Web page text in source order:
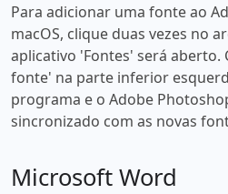
Para adicionar uma fonte ao
macOS, clique duas vezes no
aplicativo 'Fontes' será
fonte' na parte inferior
programa e o Adobe
sincronizado com as novas
Microsoft Word